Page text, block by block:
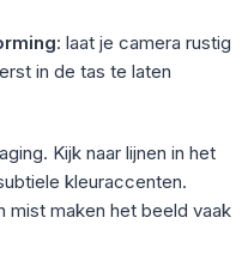
: laat je camera rustig
in de tas te laten
Kijk naar lijnen in het
kleuraccenten.
mist maken het beeld vaak